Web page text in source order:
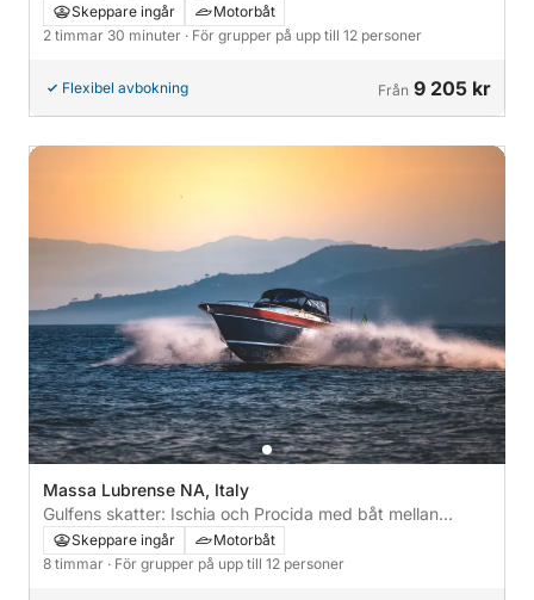
Skeppare ingår
Motorbåt
2 timmar 30 minuter · För grupper på upp till 12 personer
Flexibel avbokning Från 9 205 kr
Massa Lubrense NA, Italy
Gulfens skatter: Ischia och Procida med båt mellan
historia och naturens underverk
Skeppare ingår
Motorbåt
8 timmar · För grupper på upp till 12 personer